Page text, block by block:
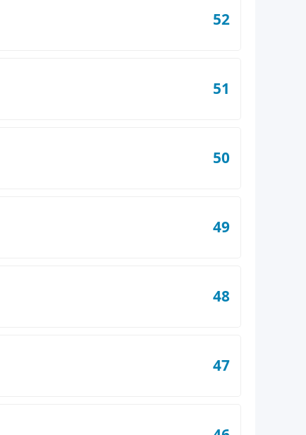
52
51
50
49
48
47